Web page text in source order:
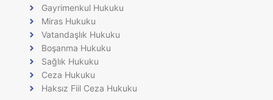
Gayrimenkul Hukuku
Miras Hukuku
Vatandaşlık Hukuku
Boşanma Hukuku
Sağlık Hukuku
Ceza Hukuku
Haksız Fiil Ceza Hukuku